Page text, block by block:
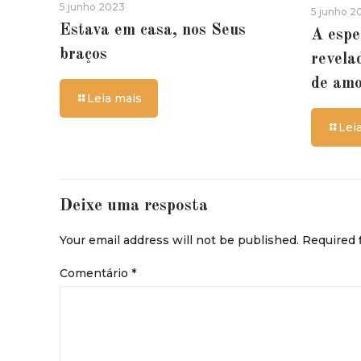
5 junho 2023
Estava em casa, nos Seus
braços
Leia mais
5 junho
A
de
Deixe uma resposta
Your email address will not be published. Required
Comentário *